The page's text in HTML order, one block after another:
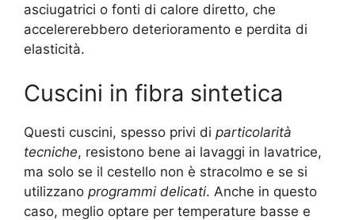
asciugatrici o fonti di calore diretto, che
accelererebbero deterioramento e perdita di
elasticità.
Cuscini in fibra sintetica
Questi cuscini, spesso privi di particolarità
tecniche, resistono bene ai lavaggi in lavatrice,
ma solo se il cestello non è stracolmo e se si
utilizzano programmi delicati. Anche in questo
caso, meglio optare per temperature basse e